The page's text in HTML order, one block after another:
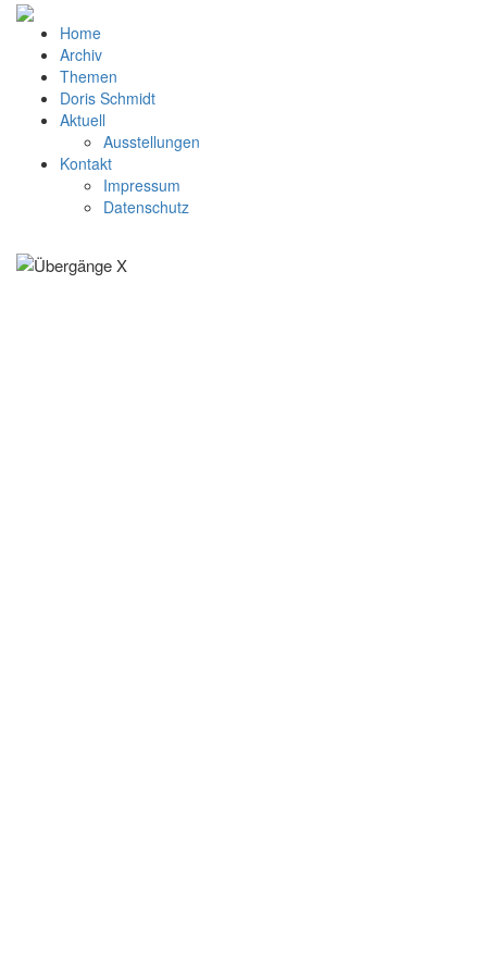
Home
Archiv
Themen
Doris Schmidt
Aktuell
Ausstellungen
Kontakt
Impressum
Datenschutz